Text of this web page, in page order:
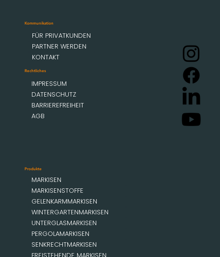
Produkte
MARKISEN
MARKISENSTOFFE
GELENKARMMARKISEN
WINTERGARTENMARKISEN
UNTERGLASMARKISEN
PERGOLAMARKISEN
SENKRECHTMARKISEN
FREISTEHENDE MARKISEN
Kommunikation
FÜR PRIVATKUNDEN
PARTNER WERDEN
KONTAKT
Rechtliches
IMPRESSUM
DATENSCHUTZ
BARRIEREFREIHEIT
AGB